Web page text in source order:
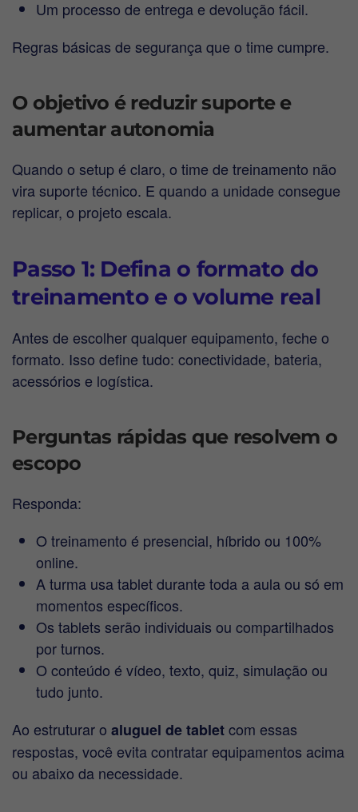
Um processo de entrega e devolução fácil.
Regras básicas de segurança que o time cumpre.
O objetivo é reduzir suporte e
aumentar autonomia
Quando o setup é claro, o time de treinamento não
vira suporte técnico. E quando a unidade consegue
replicar, o projeto escala.
Passo 1: Defina o formato do
treinamento e o volume real
Antes de escolher qualquer equipamento, feche o
formato. Isso define tudo: conectividade, bateria,
acessórios e logística.
Perguntas rápidas que resolvem o
escopo
Responda:
O treinamento é presencial, híbrido ou 100%
online.
A turma usa tablet durante toda a aula ou só em
momentos específicos.
Os tablets serão individuais ou compartilhados
por turnos.
O conteúdo é vídeo, texto, quiz, simulação ou
tudo junto.
Ao estruturar o aluguel de tabletcom essas
respostas, você evita contratar equipamentos acima
ou abaixo da necessidade.